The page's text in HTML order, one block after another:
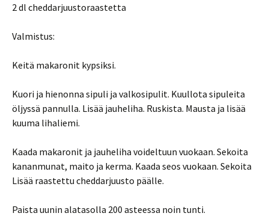
2 dl cheddarjuustoraastetta
Valmistus:
Keitä makaronit kypsiksi.
Kuori ja hienonna sipuli ja valkosipulit. Kuullota sipuleita
öljyssä pannulla. Lisää jauheliha. Ruskista. Mausta ja lisää
kuuma lihaliemi.
Kaada makaronit ja jauheliha voideltuun vuokaan. Sekoita
kananmunat, maito ja kerma. Kaada seos vuokaan. Sekoita
Lisää raastettu cheddarjuusto päälle.
Paista uunin alatasolla 200 asteessa noin tunti.